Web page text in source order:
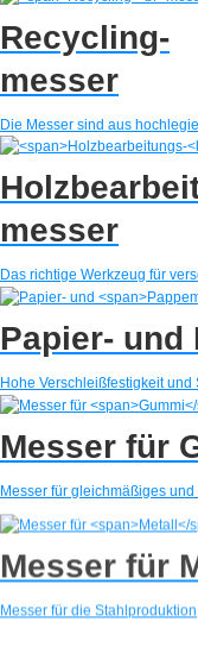
Recycling-
messer
Die Messer sind aus
messer
Das richtige Werkzeug für
Papier- und
Hohe Verschleißfestigkeit und
Messer für
Messer für gleichmäßiges
Messer für